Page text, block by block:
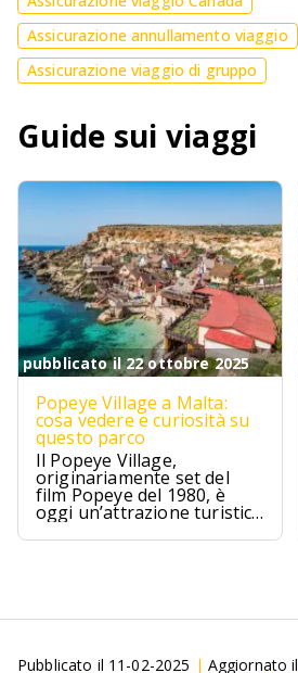
Assicurazione annullamento viaggio
Assicurazione viaggio di gruppo
Guide sui viaggi
pubblicato il 22 ottobre 2025
Popeye Village a Malta:
cosa vedere e curiosità su
questo parco
Il Popeye Village,
originariamente set del
film Popeye del 1980, è
oggi un’attrazione turistica
ad Anchor Bay, Malta.
Pubblicato il 11-02-2025 | Aggiornato il